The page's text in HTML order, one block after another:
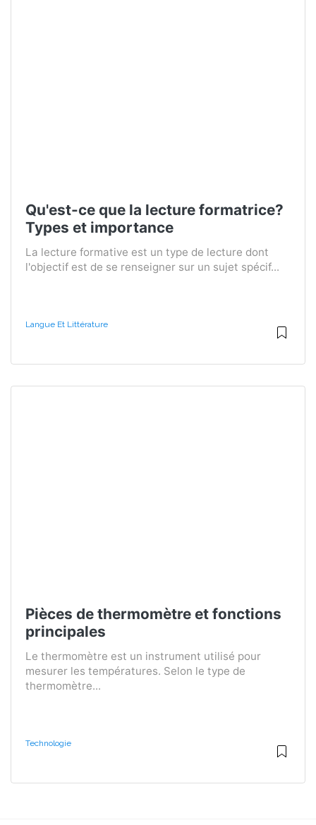
Qu'est-ce que la lecture formatrice?
Types et importance
La lecture formative est un type de lecture dont
l'objectif est de se renseigner sur un sujet spécif...
Langue Et Littérature
Pièces de thermomètre et fonctions
principales
Le thermomètre est un instrument utilisé pour
mesurer les températures. Selon le type de
thermomètre...
Technologie